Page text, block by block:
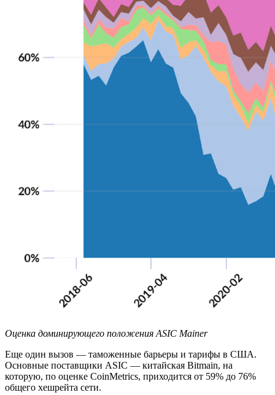
Оценка доминирующего положения ASIC Mainer
Еще один вызов — таможенные барьеры и тарифы в США.
Основные поставщики ASIC — китайская Bitmain, на
которую, по оценке CoinMetrics, приходится от 59% до 76%
общего хешрейта сети.